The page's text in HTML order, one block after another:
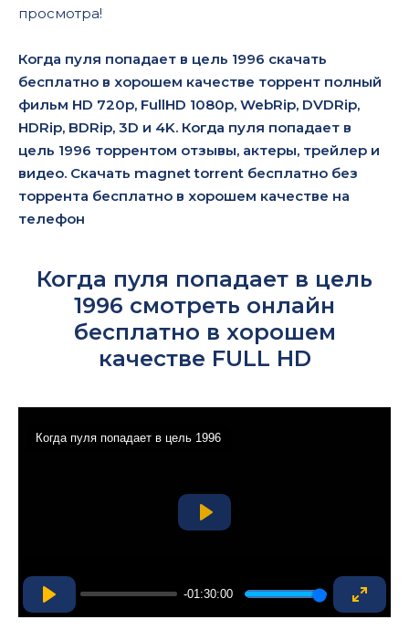
просмотра!
Когда пуля попадает в цель 1996 скачать
бесплатно в хорошем качестве торрент полный
фильм HD 720p, FullHD 1080p, WebRip, DVDRip,
HDRip, BDRip, 3D и 4K. Когда пуля попадает в
цель 1996 торрентом отзывы, актеры, трейлер и
видео. Скачать magnet torrent бесплатно без
торрента бесплатно в хорошем качестве на
телефон
Когда пуля попадает в цель
1996 смотреть онлайн
бесплатно в хорошем
качестве FULL HD
Play
-01:30:00
Enter
Когда пуля попадает в цель 1996